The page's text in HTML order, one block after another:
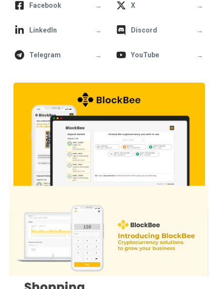
Facebook → X →
LinkedIn → Discord →
Telegram → YouTube →